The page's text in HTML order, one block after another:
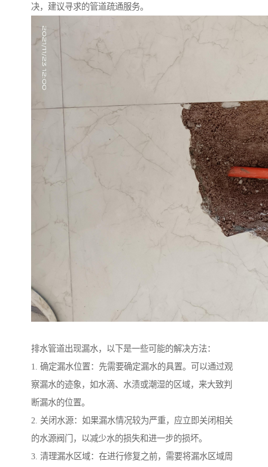
决，建议寻求的管道疏通服务。
排水管道出现漏水，以下是一些可能的解决方法：
1. 确定漏水位置：先需要确定漏水的具置。可以通过观
察漏水的迹象，如水滴、水渍或潮湿的区域，来大致判
断漏水的位置。
2. 关闭水源：如果漏水情况较为严重，应立即关闭相关
的水源阀门，以减少水的损失和进一步的损坏。
3. 清理漏水区域：在进行修复之前，需要将漏水区域周